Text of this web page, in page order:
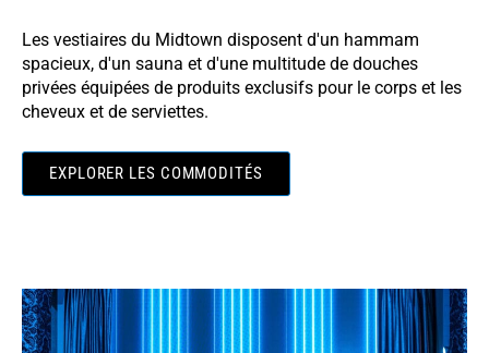
Les vestiaires du Midtown disposent d'un hammam
spacieux, d'un sauna et d'une multitude de douches
privées équipées de produits exclusifs pour le corps et les
cheveux et de serviettes.
EXPLORER LES COMMODITÉS